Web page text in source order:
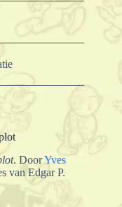
. DoorYves
van Edgar P.